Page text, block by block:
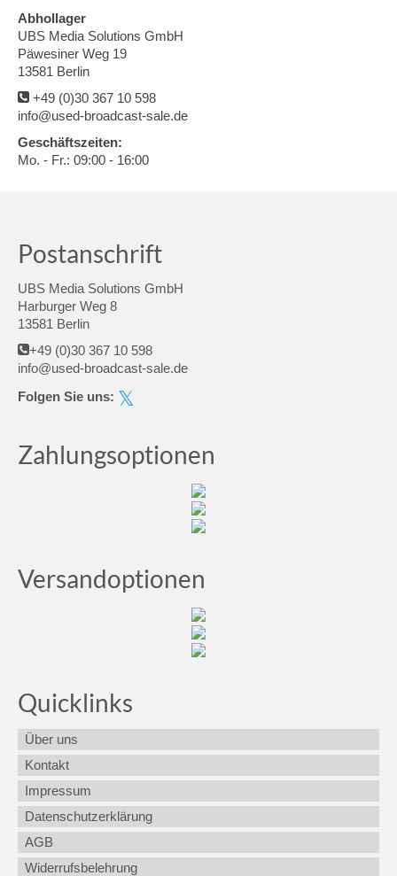
Abhollager
UBS Media Solutions GmbH
Päwesiner Weg 19
13581 Berlin
+49 (0)30 367 10 598
info@used-broadcast-sale.de
Geschäftszeiten:
Mo. - Fr.: 09:00 - 16:00
Postanschrift
UBS Media Solutions GmbH
Harburger Weg 8
13581 Berlin
+49 (0)30 367 10 598
info@used-broadcast-sale.de
Folgen Sie uns:
Zahlungsoptionen
Versandoptionen
Quicklinks
Über uns
Kontakt
Impressum
Datenschutzerklärung
AGB
Widerrufsbelehrung